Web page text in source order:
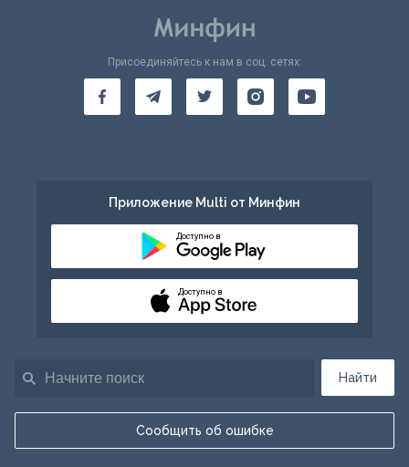
Найти
Сообщить об ошибке
Присоединяйтесь к нам в соц. сетях:
Приложение Multi от Минфин
Доступно в
Доступно в